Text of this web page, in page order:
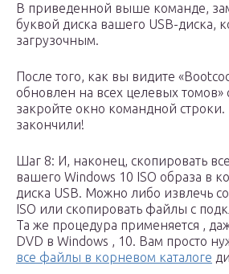
В приведенной выше команде,
буквой диска вашего USB-диска,
загрузочным.
После того, как вы видите
обновлен на всех целевых томов»
закройте окно командной
закончили!
Шаг 8: И, наконец, скопировать
вашего Windows 10 ISO образа в
диска USB. Можно либо извлечь
ISO или скопировать файлы с
Та же процедура применяется ,
DVD в Windows , 10. Вам просто
все файлы в корневом каталоге